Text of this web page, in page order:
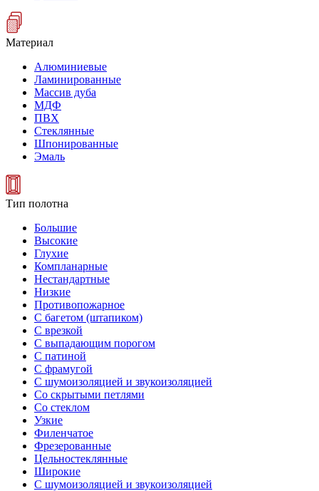
Материал
Алюминиевые
Ламинированные
Массив дуба
МДФ
ПВХ
Стеклянные
Шпонированные
Эмаль
Тип полотна
Большие
Высокие
Глухие
Компланарные
Нестандартные
Низкие
Противопожарное
С багетом (штапиком)
С врезкой
С выпадающим порогом
С патиной
С фрамугой
С шумоизоляцией и звукоизоляцией
Со скрытыми петлями
Со стеклом
Узкие
Филенчатое
Фрезерованные
Цельностеклянные
Широкие
С шумоизоляцией и звукоизоляцией